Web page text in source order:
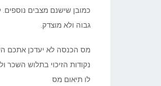
כמובן שישנם מצבים
גבוה ולא מוצדק.
מס הכנסה לא יעדכן אתכם
נקודות הזיכוי בתלוש
לו תיאום מס